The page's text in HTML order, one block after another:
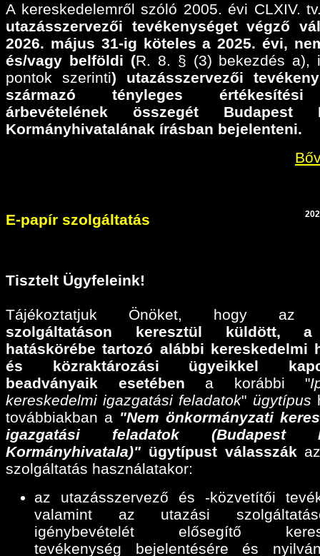
A kereskedelemről szóló 2005. évi CLXIV.
utazásszervezői tevékenységet végző
2026. május 31-ig köteles a 2025. évi,
és/vagy belföldi (R. 8. § (3) bekezdés a),
pontok szerinti) utazásszervezői
származó tényleges
árbevételének összegét Budapest
Kormányhivatalának írásban bejelenteni.
E-papír szolgáltatás
Tisztelt Ügyfeleink!
Tájékoztatjuk Önöket, hogy
szolgáltatáson keresztül küldött,a
hatáskörébe tartozó alábbi kereskedelmi
és közraktározási ügyeikkel
beadványaik esetében a korábbi "
kereskedelmi igazgatási feladatok" ügytípus
továbbiakban a "Nem önkormányzati
igazgatási feladatok (Budapest
Kormányhivatala)" ügytípust válasszák
szolgáltatás használatakor:
az utazásszervező és -közvetítői
valamint az utazási
igénybevételét elősegítő
tevékenység bejelentésére és